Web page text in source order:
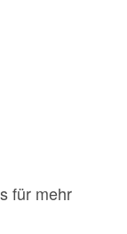
für mehr